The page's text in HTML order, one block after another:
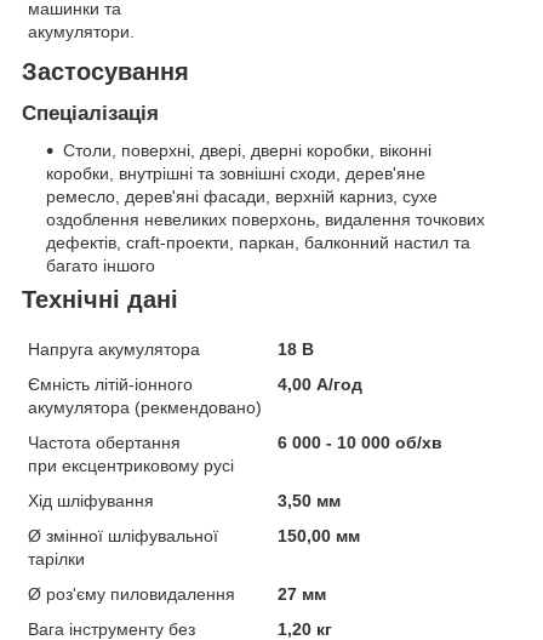
машинки та
акумулятори.
Застосування
Спеціалізація
Столи, поверхні, двері, дверні коробки, віконні
коробки, внутрішні та зовнішні сходи, дерев'яне
ремесло, дерев'яні фасади, верхній карниз, сухе
оздоблення невеликих поверхонь, видалення точкових
дефектів, craft-проекти, паркан, балконний настил та
багато іншого
Технічні дані
Напруга акумулятора
18 В
Ємність літій-іонного
акумулятора (рекмендовано)
4,00 А/год
Частота обертання
при ексцентриковому русі
6 000 - 10 000 об/хв
Хід шліфування
3,50 мм
Ø змінної шліфувальної
тарілки
150,00 мм
Ø роз'єму пиловидалення
27 мм
Вага інструменту без
1,20 кг